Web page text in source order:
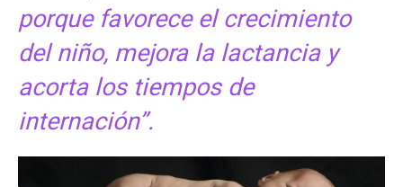
porque favorece el crecimiento
del niño, mejora la lactancia y
acorta los tiempos de
internación”.